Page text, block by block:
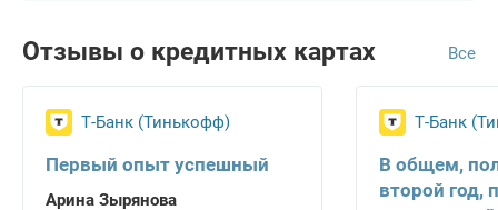
Отзывы о кредитных картах Все
Т-Банк (Тинькофф)
Первый опыт успешный
Арина Зырянова
Т-Банк
В общем,
второй год,